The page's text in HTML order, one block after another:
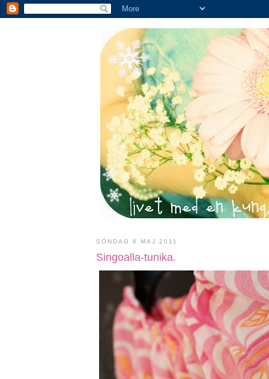
SÖNDAG 8 MAJ 2011
Singoalla-tunika.